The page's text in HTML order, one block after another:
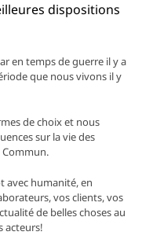
dispositions
en temps de guerre il y a
que nous vivons il y
de choix et nous
sur la vie des
Commun.
avec humanité, en
vos clients, vos
de belles choses au
acteurs!